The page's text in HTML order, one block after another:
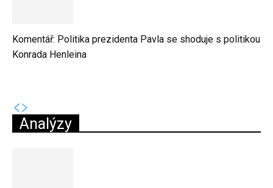
Komentář: Politika prezidenta Pavla se shoduje s politikou
Konrada Henleina
Analýzy